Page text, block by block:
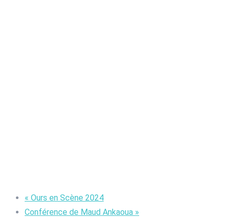
« Ours en Scène 2024
Conférence de Maud Ankaoua »